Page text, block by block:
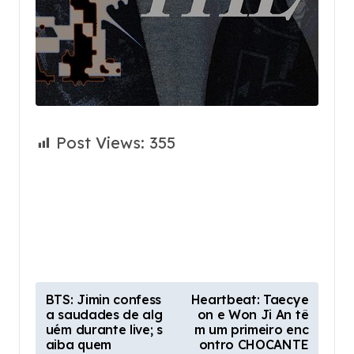
Post Views: 355
P
o
BTS: Jimin confess
a saudades de alg
uém durante live; s
aiba quem
Heartbeat: Taecye
on e Won Ji An tê
m um primeiro enc
ontro CHOCANTE